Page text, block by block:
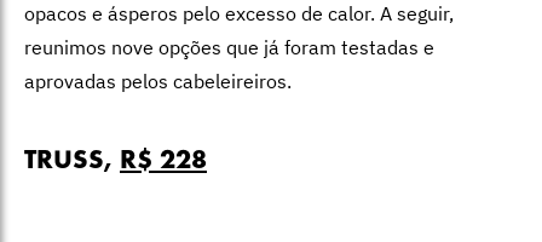
opacos e ásperos pelo excesso de calor. A seguir,
reunimos nove opções que já foram testadas e
aprovadas pelos cabeleireiros.
TRUSS, R$ 228